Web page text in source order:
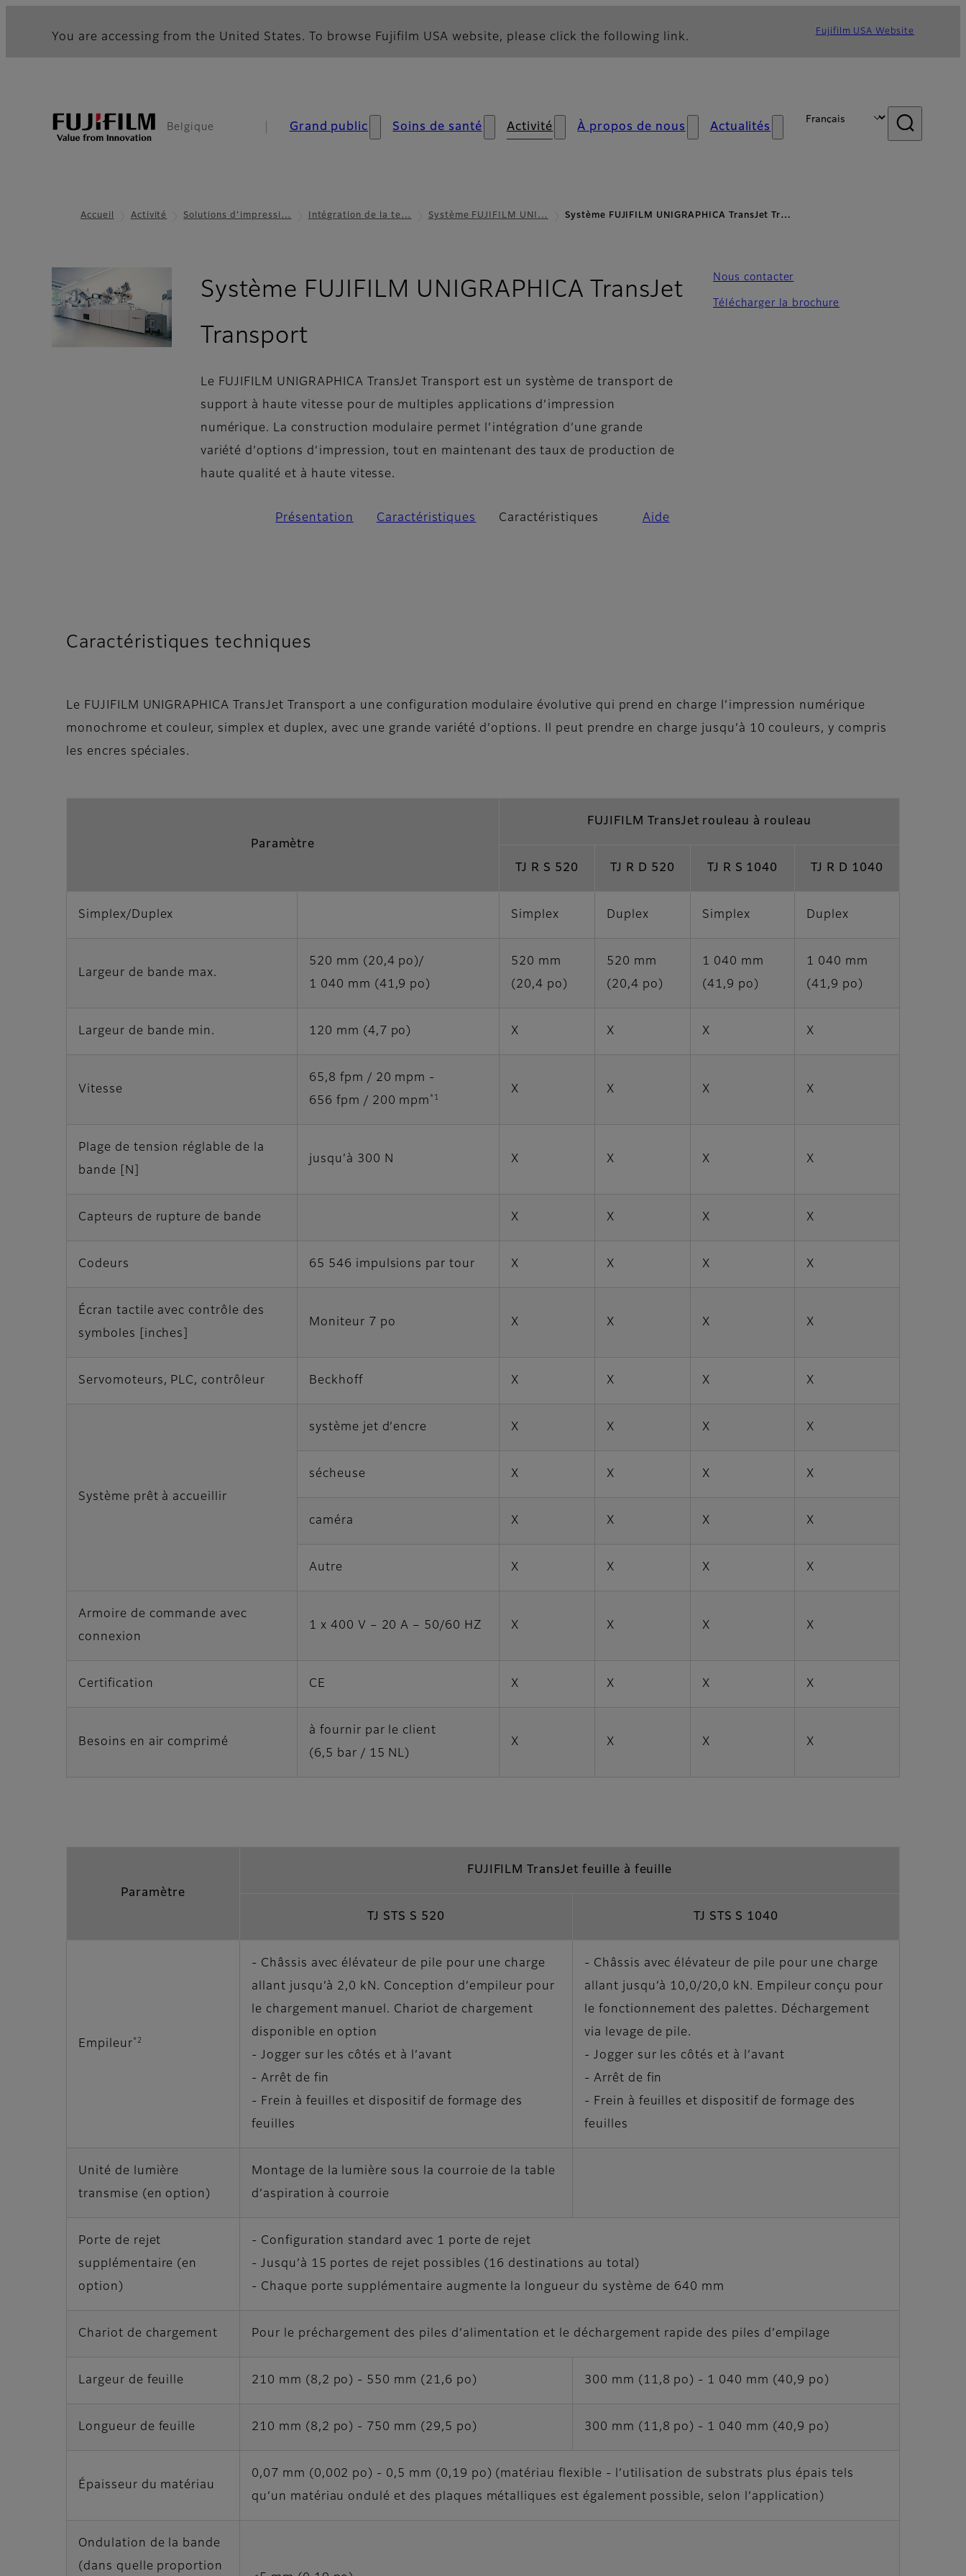
You are accessing from the United States. To browse Fujifilm USA website, please click the following link. Fujifilm USA Website
Belgique Grand public Soins de santé Activité À propos de nous Actualités
Accueil Activité Solutions d’impressi… Intégration de la te… Système FUJIFILM UNI… Système FUJIFILM UNIGRAPHICA TransJet Tr…
Système FUJIFILM UNIGRAPHICA TransJet
Transport
Le FUJIFILM UNIGRAPHICA TransJet Transport est un système de transport de
support à haute vitesse pour de multiples applications d’impression
numérique. La construction modulaire permet l’intégration d’une grande
variété d’options d’impression, tout en maintenant des taux de production de
haute qualité et à haute vitesse.
Nous contacter
Télécharger la brochure
Présentation Caractéristiques Caractéristiques Aide
Caractéristiques techniques
Le FUJIFILM UNIGRAPHICA TransJet Transport a une configuration modulaire évolutive qui prend en charge l’impression numérique
monochrome et couleur, simplex et duplex, avec une grande variété d’options. Il peut prendre en charge jusqu’à 10 couleurs, y compris
les encres spéciales.
Paramètre
FUJIFILM TransJet rouleau à rouleau
TJ R S 520 TJ R D 520 TJ R S 1040 TJ R D 1040
Simplex/Duplex Simplex Duplex Simplex Duplex
Largeur de bande max.
520 mm (20,4 po)/
1 040 mm (41,9 po)
520 mm
(20,4 po)
520 mm
(20,4 po)
1 040 mm
(41,9 po)
1 040 mm
(41,9 po)
Largeur de bande min. 120 mm (4,7 po) X X X X
Vitesse
65,8 fpm / 20 mpm -
656 fpm / 200 mpm *1
X X X X
Plage de tension réglable de la
bande [N]
jusqu’à 300 N X X X X
Capteurs de rupture de bande X X X X
Codeurs 65 546 impulsions par tour X X X X
Écran tactile avec contrôle des
symboles [inches]
Moniteur 7 po X X X X
Servomoteurs, PLC, contrôleur Beckhoff X X X X
Système prêt à accueillir
système jet d’encre X X X X
sécheuse X X X X
caméra X X X X
Autre X X X X
Armoire de commande avec
connexion
1 x 400 V – 20 A – 50/60 HZ X X X X
Certification CE X X X X
Besoins en air comprimé
à fournir par le client
(6,5 bar / 15 NL)
X X X X
Paramètre
FUJIFILM TransJet feuille à feuille
TJ STS S 520 TJ STS S 1040
Empileur *2
- Châssis avec élévateur de pile pour une charge
allant jusqu’à 2,0 kN. Conception d’empileur pour
le chargement manuel. Chariot de chargement
disponible en option
- Jogger sur les côtés et à l’avant
- Arrêt de fin
- Frein à feuilles et dispositif de formage des
feuilles
- Châssis avec élévateur de pile pour une charge
allant jusqu’à 10,0/20,0 kN. Empileur conçu pour
le fonctionnement des palettes. Déchargement
via levage de pile.
- Jogger sur les côtés et à l’avant
- Arrêt de fin
- Frein à feuilles et dispositif de formage des
feuilles
Unité de lumière
transmise (en option)
Montage de la lumière sous la courroie de la table
d’aspiration à courroie
Porte de rejet
supplémentaire (en
option)
- Configuration standard avec 1 porte de rejet
- Jusqu’à 15 portes de rejet possibles (16 destinations au total)
- Chaque porte supplémentaire augmente la longueur du système de 640 mm
Chariot de chargement Pour le préchargement des piles d’alimentation et le déchargement rapide des piles d’empilage
Largeur de feuille 210 mm (8,2 po) - 550 mm (21,6 po) 300 mm (11,8 po) - 1 040 mm (40,9 po)
Longueur de feuille 210 mm (8,2 po) - 750 mm (29,5 po) 300 mm (11,8 po) - 1 040 mm (40,9 po)
Épaisseur du matériau
0,07 mm (0,002 po) - 0,5 mm (0,19 po) (matériau flexible - l’utilisation de substrats plus épais tels
qu’un matériau ondulé et des plaques métalliques est également possible, selon l’application)
Ondulation de la bande
(dans quelle proportion